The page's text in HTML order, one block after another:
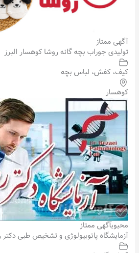
آگهی ممتاز
تولیدی جوراب بچه گانه روشا کوهسار البرز
کیف، کفش، لباس بچه
کوهسار
محبوبآگهی ممتاز
آزمایشگاه پاتوبیولوژی و تشخیص طبی